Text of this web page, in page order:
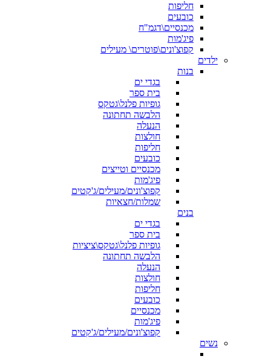
חליפות
כובעים
מכנסיים\דגמ"ח
פיג'מות
קפוצ'ונים\פוטרים\ מעילים
ילדים
בנות
בגדי ים
בית ספר
גופיות פלנל\גטקס
הלבשה תחתונה
הנעלה
חולצות
חליפות
כובעים
מכנסיים וטייצים
פיג'מות
קפוצ'ונים/מעילים/ג'קטים
שמלות/חצאיות
בנים
בגדי ים
בית ספר
גופיות פלנל\גטקס\ציציות
הלבשה תחתונה
הנעלה
חולצות
חליפות
כובעים
מכנסיים
פיג'מות
קפוצ'ונים/מעילים/ג'קטים
נשים